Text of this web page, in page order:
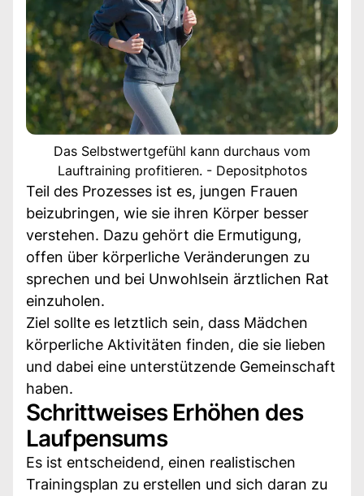
Das Selbstwertgefühl kann durchaus vom
Lauftraining profitieren. - Depositphotos
Teil des Prozesses ist es, jungen Frauen
beizubringen, wie sie ihren Körper besser
verstehen. Dazu gehört die Ermutigung,
offen über körperliche Veränderungen zu
sprechen und bei Unwohlsein ärztlichen Rat
einzuholen.
Ziel sollte es letztlich sein, dass Mädchen
körperliche Aktivitäten finden, die sie lieben
und dabei eine unterstützende Gemeinschaft
haben.
Schrittweises Erhöhen des
Laufpensums
Es ist entscheidend, einen realistischen
Trainingsplan zu erstellen und sich daran zu